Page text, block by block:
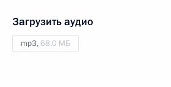
Загрузить аудио
mp3,68.0 МБ